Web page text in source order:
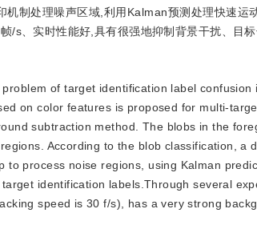
机制处理噪声区域,利用Kalman预测处理快速
/s、实时性能好,具有很强地抑制背景干扰、目标
of target identification label
on color features is proposed for multi-
subtraction method. The blobs in the
According to the blob classification,
to process noise regions, using Kalman
identification labels.Through several
speed is 30 f/s), has a very strong